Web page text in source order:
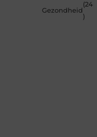
Gezondheid
(24
)